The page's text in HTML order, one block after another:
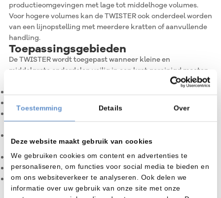
Toestemming Details Over
Deze website maakt gebruik van cookies
We gebruiken cookies om content en advertenties te
personaliseren, om functies voor social media te bieden en
om ons websiteverkeer te analyseren. Ook delen we
informatie over uw gebruik van onze site met onze
productieomgevingen met lage tot middelhoge volumes.
Voor hogere volumes kan de TWISTER ook onderdeel worden
van een lijnopstelling met meerdere kratten of aanvullende
handling.
Toepassingsgebieden
De TWISTER wordt toegepast wanneer kleine en
middelgrote onderdelen veilig in een krat gereinigd moeten
Reiniging van draaiwerk en vergelijkbare componenten
Onderdelen zoals afdichtingen, ringen of kleinere
productiedelen
worden
Productieafdelingen met lage tot middelhoge volumes
Werkplaatsen waar gecontroleerde wascycli nodig zijn
Industriële reiniging met watergedragen
reinigingsmiddelen